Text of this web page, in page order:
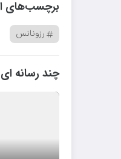
برچسب‌های
رزونانس
چند رسانه